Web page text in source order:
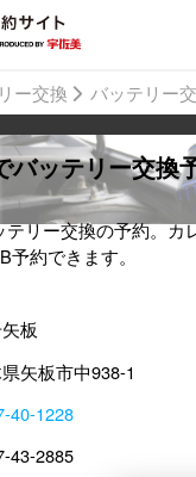
ー交換 バッテリー
バッテリー交換
リー交換の予約。カ
約できます。
板
矢板市中938-1
40-1228
43-2885